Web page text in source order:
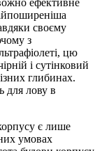
своєму
з
цю
і сутінковий
глибинах.
для лову в
є лише
умовах